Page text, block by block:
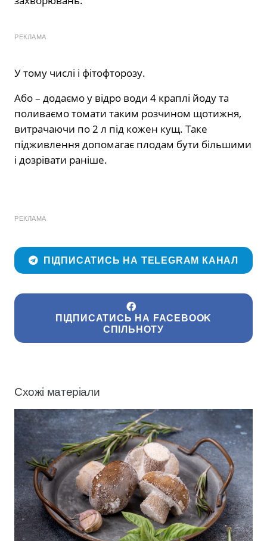
РЕКЛАМА
У тому числі і фітофторозу.
Або – додаємо у відро води 4 краплі йоду та
поливаємо томати таким розчином щотижня,
витрачаючи по 2 л під кожен кущ. Таке
підживлення допомагає плодам бути більшими
і дозрівати раніше.
РЕКЛАМА
ПІДПИСАТИСЬ НА TELEGRAM КАНАЛ
ПІДПИСАТИСЬ НА FACEBOOK
СПІЛЬНОТУ
Схожі матеріали